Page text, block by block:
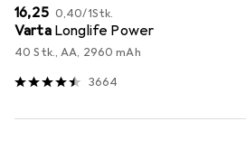
EUR
16,25 EUR
0,40/1Stk.
Varta Longlife Power
40 Stk., AA, 2960 mAh
3664